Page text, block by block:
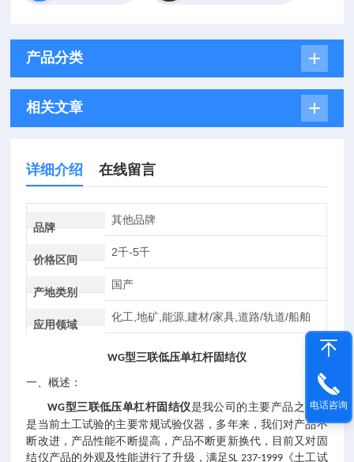
产品分类
相关文章
详细介绍 在线留言
品牌
其他品牌
价格区间
2千-5千
产地类别
国产
应用领域
化工,地矿,能源,建材/家具,道路/轨道/船舶
WG型三联低压单杠杆固结仪
一、概述 ：
WG型三联低压单杠杆固结仪是我公司的主要产品之一，
是当前土工试验的主要常规试验仪器，多年来，我们对产品不
断改进，产品性能不断提高，产品不断更新换代，目前又对固
结仪产品的外观及性能进行了升级，满足SL 237-1999《土工试
电话咨询